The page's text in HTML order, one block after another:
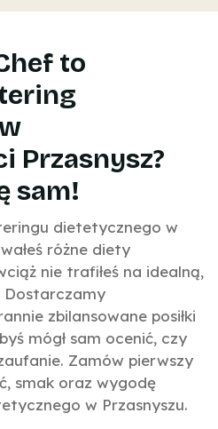
to
Przasnysz?
sam!
dietetycznego w
różne diety
nie trafiłeś na idealną,
Dostarczamy
zbilansowane posiłki
mógł sam ocenić, czy
Zamów pierwszy
smak oraz wygodę
w Przasnyszu.